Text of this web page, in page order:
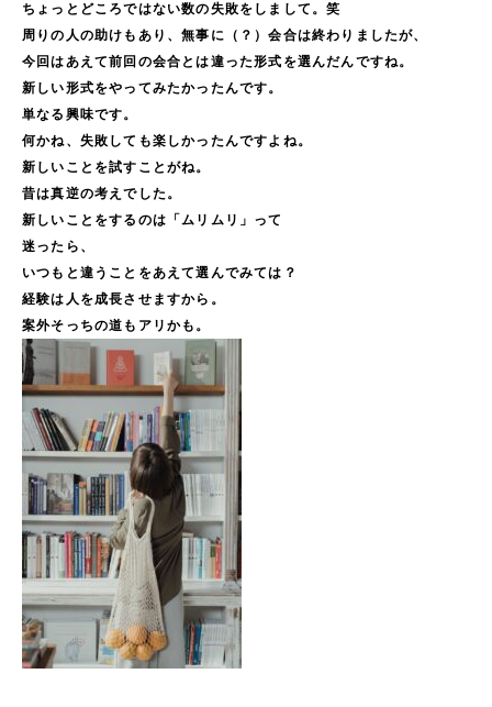
ちょっとどころではない数の失敗をしまして。笑
周りの人の助けもあり、無事に（？）会合は終わりましたが、
今回はあえて前回の会合とは違った形式を選んだんですね。
新しい形式をやってみたかったんです。
単なる興味です。
何かね、失敗しても楽しかったんですよね。
新しいことを試すことがね。
昔は真逆の考えでした。
新しいことをするのは「ムリムリ」って
迷ったら、
いつもと違うことをあえて選んでみては？
経験は人を成長させますから。
案外そっちの道もアリかも。